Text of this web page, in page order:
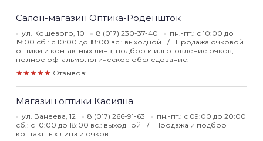
Салон-магазин Оптика-Роденшток
ул. Кошевого, 10 8 (017) 230-37-40
пн.-пт.: с 10:00 до
19:00 сб.: с 10:00 до 18:00 вс.: выходной
Продажа очковой
оптики и контактных линз, подбор и изготовление очков,
полное офтальмологическое обследование.
★★★★★ Отзывов: 1
Магазин оптики Касияна
ул. Ванеева, 12 8 (017) 266-91-63
пн.-пт.: с 09:00 до 20:00
сб.: с 10:00 до 18:00 вс.: выходной
Продажа и подбор
контактных линз и очков.